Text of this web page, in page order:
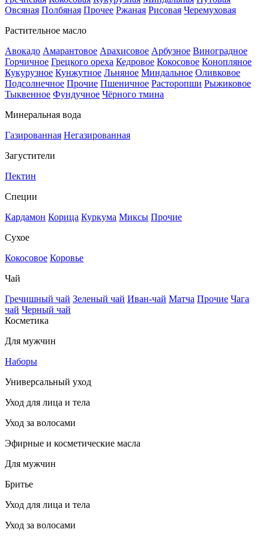
Овсяная Полбяная Прочее Ржаная Рисовая Черемуховая
Растительное масло
Авокадо Амарантовое Арахисовое Арбузное Виноградное
Горчичное Грецкого ореха Кедровое Кокосовое Конопляное
Кукурузное Кунжутное Льняное Миндальное Оливковое
Подсолнечное Прочие Пшеничное Расторопши Рыжиковое
Тыквенное Фундучное Чёрного тмина
Минеральная вода
Газированная Негазированная
Загустители
Пектин
Специи
Кардамон Корица Куркума Миксы Прочие
Сухое
Кокосовое Коровье
Чай
Гречишный чай Зеленый чай Иван-чай Матча Прочие Чага
чай Черный чай
Косметика
Для мужчин
Наборы
Универсальный уход
Уход для лица и тела
Уход за волосами
Эфирные и косметические масла
Для мужчин
Бритье
Уход для лица и тела
Уход за волосами